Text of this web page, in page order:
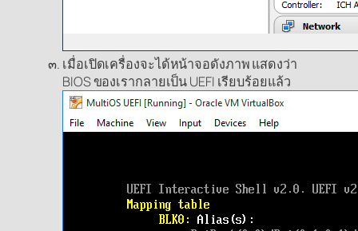
เมื่อเปิดเครื่องจะได้หน้าจอดังภาพ แสดงว่า
BIOS ของเรากลายเป็น UEFI เรียบร้อยแล้ว